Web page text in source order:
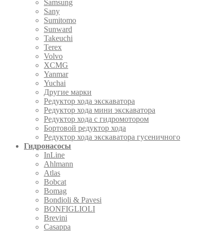
Samsung
Sany
Sumitomo
Sunward
Takeuchi
Terex
Volvo
XCMG
Yanmar
Yuchai
Другие марки
Редуктор хода экскаватора
Редуктор хода мини экскаватора
Редуктор хода с гидромотором
Бортовой редуктор хода
Редуктор хода экскаватора гусеничного
Гидронасосы
InLine
Ahlmann
Atlas
Bobcat
Bomag
Bondioli & Pavesi
BONFIGLIOLI
Brevini
Casappa